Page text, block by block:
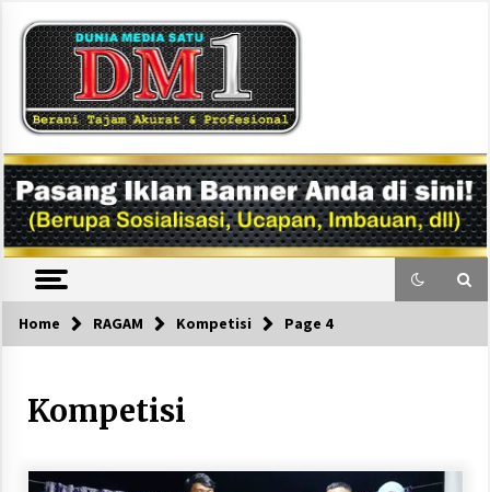
content
DM1
Home RAGAM Kompetisi Page 4
Kompetisi